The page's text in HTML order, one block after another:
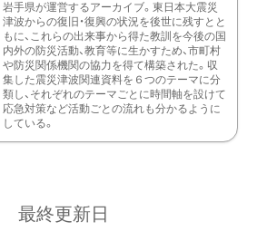
岩手県が運営するアーカイブ。東日本大震災
津波からの復旧・復興の状況を後世に残すとと
もに、これらの出来事から得た教訓を今後の国
内外の防災活動、教育等に生かすため、市町村
や防災関係機関の協力を得て構築された。収
集した震災津波関連資料を６つのテーマに分
類し、それぞれのテーマごとに時間軸を設けて
応急対策など活動ごとの流れも分かるように
している。
最終更新日